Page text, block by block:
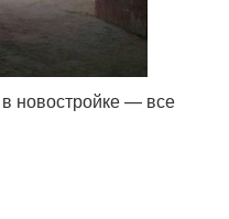
новостройке — все